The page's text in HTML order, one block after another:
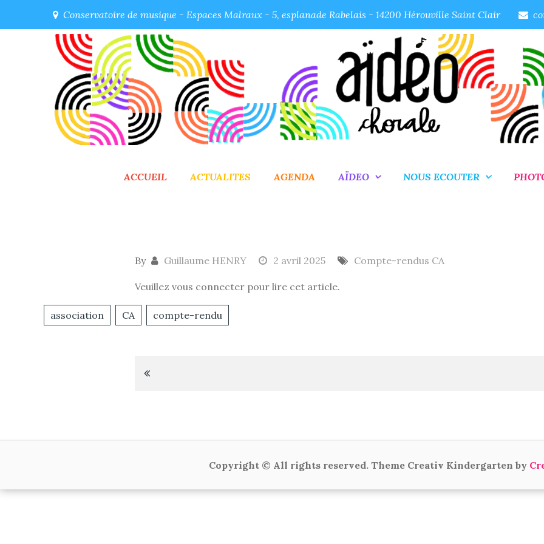
Conservatoire de musique - Espaces Malraux - 5, esplanade Rabelais - 14200 Hérouville Saint Clair
ACCUEIL ACTUALITES AGENDA AÏDEO NOUS ECOUTER
By Guillaume HENRY 2 avril 2025 Compte-rendus CA
Veuillez vous connecter pour lire cet article.
association CA compte-rendu
Navigation
Copyright © All rights reserved. Theme Creativ Kindergarten by